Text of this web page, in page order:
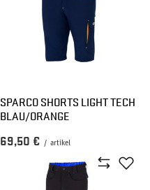
SPARCO SHORTS LIGHT TECH
BLAU/ORANGE
69,50 € / artikel